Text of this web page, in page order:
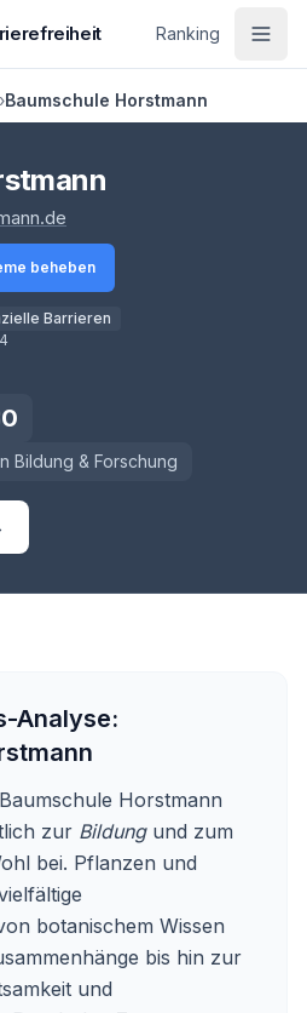
Ranking
›Baumschule Horstmann
beheben
Barrieren
Bildung & Forschung
Analyse:
Horstmann
zur Bildungund zum
bei. Pflanzen und
botanischem Wissen
bis hin zur
und